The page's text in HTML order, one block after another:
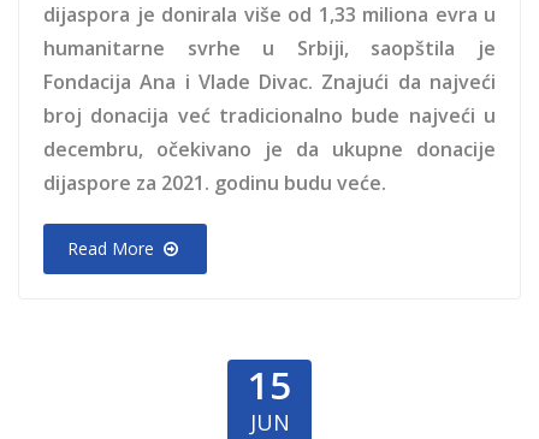
dijaspora je donirala više od 1,33 miliona evra u
humanitarne svrhe u Srbiji, saopštila je
Fondacija Ana i Vlade Divac. Znajući da najveći
broj donacija već tradicionalno bude najveći u
decembru, očekivano je da ukupne donacije
dijaspore za 2021. godinu budu veće.
Read More
15
JUN